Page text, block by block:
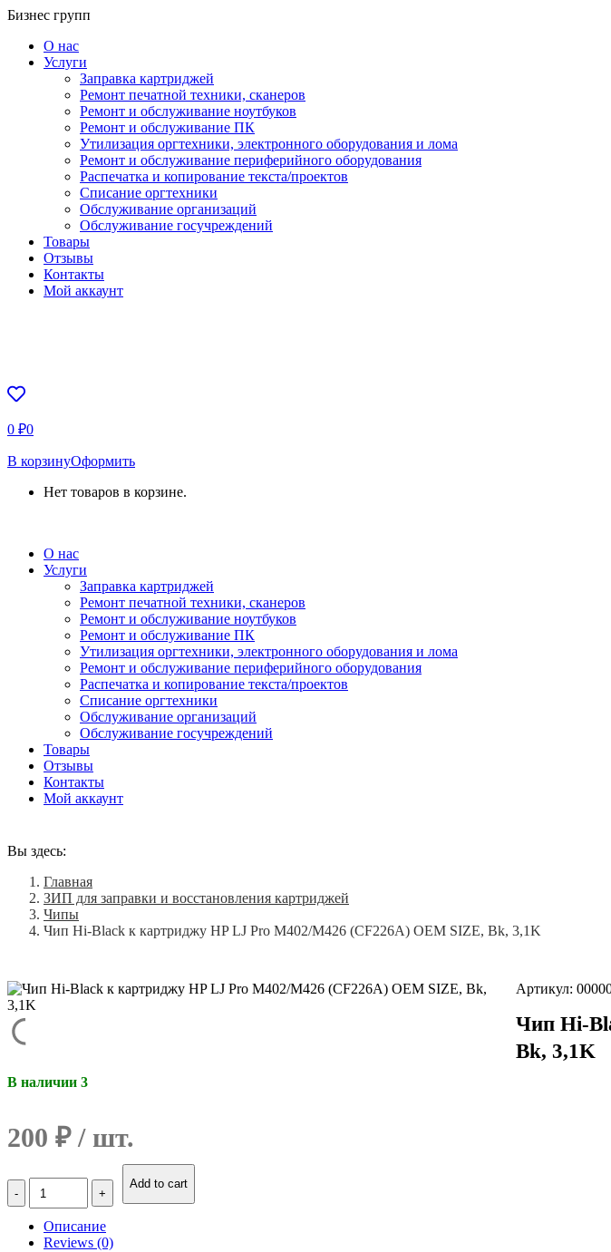
Перейти
содержанию
Бизнес групп
О нас
Услуги
Заправка картриджей
Ремонт печатной техники, сканеров
Ремонт и обслуживание ноутбуков
Ремонт и обслуживание ПК
Утилизация оргтехники, электронного оборудования и лома
Ремонт и обслуживание периферийного оборудования
Распечатка и копирование текста/проектов
Списание оргтехники
Обслуживание организаций
Обслуживание госучреждений
Товары
Отзывы
Контакты
Мой аккаунт
0 ₽0
В корзинуОформить
Нет товаров в корзине.
О нас
Услуги
Заправка картриджей
Ремонт печатной техники, сканеров
Ремонт и обслуживание ноутбуков
Ремонт и обслуживание ПК
Утилизация оргтехники, электронного оборудования и лома
Ремонт и обслуживание периферийного оборудования
Распечатка и копирование текста/проектов
Списание оргтехники
Обслуживание организаций
Обслуживание госучреждений
Товары
Отзывы
Контакты
Мой аккаунт
Вы здесь:
Главная
ЗИП для заправки и восстановления картриджей
Чипы
Чип Hi-Black к картриджу HP LJ Pro M402/M426 (CF226A) OEM SIZE, Bk, 3,1K
Артикул:
Чип Hi-
Bk, 3,1K
В наличии 3
200 ₽
Количество
Чип
Black
Add to cart
Описание
Reviews (0)